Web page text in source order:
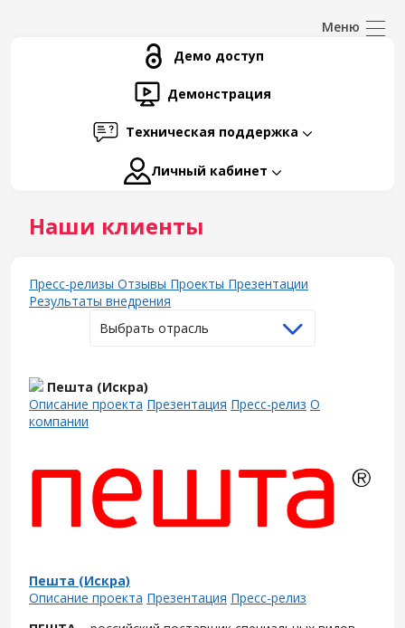
Демо доступ
Демонстрация
Техническая поддержка
Личный кабинет
Наши клиенты
Пресс-релизы Отзывы Проекты Презентации
Результаты внедрения
Выбрать отрасль
Пешта (Искра)
Описание проекта Презентация Пресс-релиз О
компании
Пешта (Искра)
Описание проекта Презентация Пресс-релиз